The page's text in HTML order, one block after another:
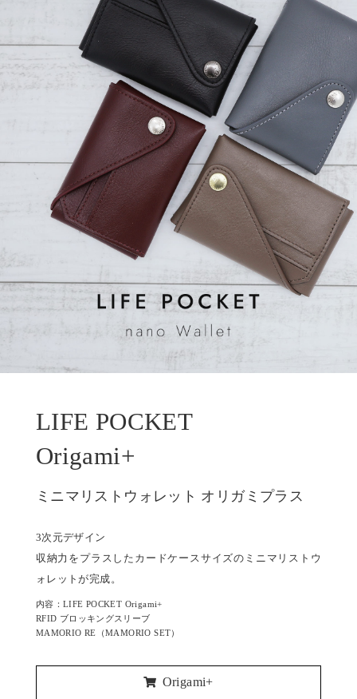
LIFE POCKET
Origami+
ミニマリストウォレット オリガミプラス
3次元デザイン
収納力をプラスしたカードケースサイズのミニマリストウ
ォレットが完成。
内容：LIFE POCKET Origami+
RFID ブロッキングスリーブ
MAMORIO RE（MAMORIO SET）
Origami+